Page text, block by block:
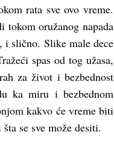
rata sve ovo vreme.
tokom oružanog napada
i slično. Slike male dece
spas od tog užasa,
za život i bezbednost
ka miru i bezbednom
kakvo će vreme biti
se sve može desiti.